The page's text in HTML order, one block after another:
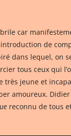
car
de
dans lequel,
tous ceux qui
très jeune et
amoureux.
reconnu de tous